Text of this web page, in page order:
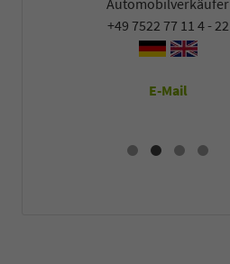
Automobilverkäufer
+49 7522 77 11 4 - 22
E-Mail